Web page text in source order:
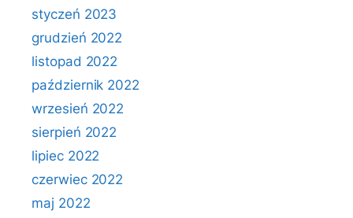
styczeń 2023
grudzień 2022
listopad 2022
październik 2022
wrzesień 2022
sierpień 2022
lipiec 2022
czerwiec 2022
maj 2022